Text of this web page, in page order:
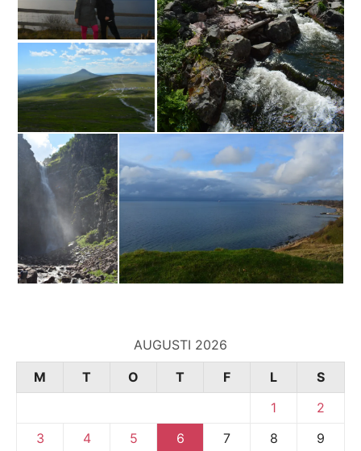
AUGUSTI 2026
M
T O T F L
S
1
2
3
4 5 6 7 8
9